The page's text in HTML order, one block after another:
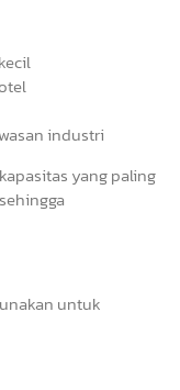
industri
yang paling
untuk